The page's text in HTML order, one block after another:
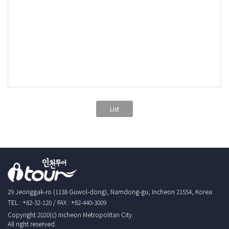
List
29 Jeonggak-ro (1138 Guwol-dong), Namdong-gu, Incheon 21554, Korea
TEL : +82-32-120 / FAX : +82-440-3009
Copyright 2020(c) Incheon Metropolitan City.
All right reserved.